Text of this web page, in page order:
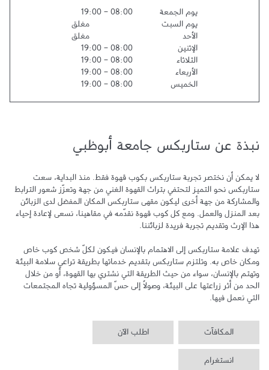
يوم الجمعة 08:00
-
19:00
يوم السبت
مغلق
الأحد
مغلق
الإثنين
08:00
-
19:00
الثلاثاء
08:00
-
19:00
الأربعاء
08:00
-
19:00
الخميس
08:00
-
19:00
نبذة عن ستاربكس جامعة أبوظبي
التي نعمل فيها.
المكافآت اطلب الآن
انستغرام